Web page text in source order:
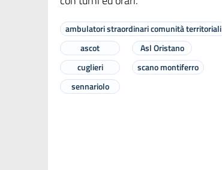
ambulatori straordinari comunità territoriali
ascot
Asl Oristano
cuglieri
scano montiferro
sennariolo